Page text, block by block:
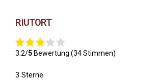
RIUTORT
3.2/5 Bewertung (34 Stimmen)
3 Sterne